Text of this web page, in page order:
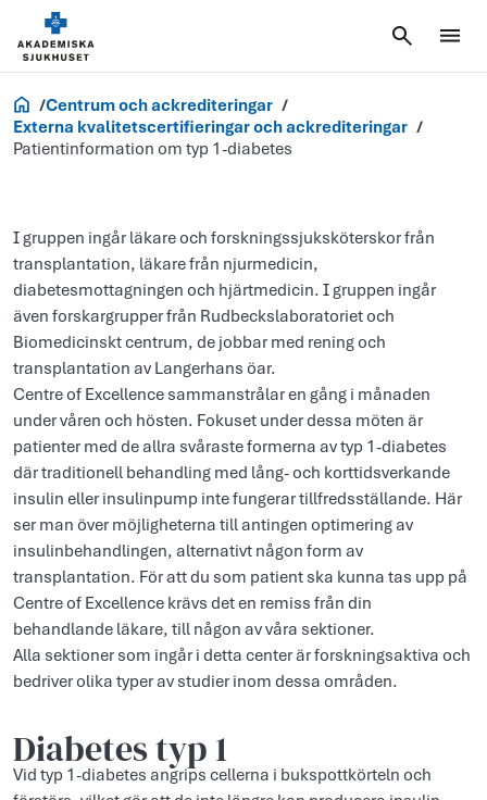
Forskning
Centrum och ackrediteringar
Externa kvalitetscertifieringar och ackrediteringar
Patientinformation om typ 1-diabetes
I gruppen ingår läkare och forskningssjuksköterskor från
transplantation, läkare från njurmedicin,
diabetesmottagningen och hjärtmedicin. I gruppen ingår
även forskargrupper från Rudbeckslaboratoriet och
Biomedicinskt centrum, de jobbar med rening och
transplantation av Langerhans öar.
Centre of Excellence sammanstrålar en gång i månaden
under våren och hösten. Fokuset under dessa möten är
patienter med de allra svåraste formerna av typ 1-diabetes
där traditionell behandling med lång- och korttidsverkande
insulin eller insulinpump inte fungerar tillfredsställande. Här
ser man över möjligheterna till antingen optimering av
insulinbehandlingen, alternativt någon form av
transplantation. För att du som patient ska kunna tas upp på
Centre of Excellence krävs det en remiss från din
behandlande läkare, till någon av våra sektioner.
Alla sektioner som ingår i detta center är forskningsaktiva och
bedriver olika typer av studier inom dessa områden.
Diabetes typ 1
Vid typ 1-diabetes angrips cellerna i bukspottkörteln och